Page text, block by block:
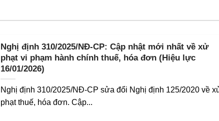
Nghị định 310/2025/NĐ-CP: Cập nhật mới nhất về xử
phạt vi phạm hành chính thuế, hóa đơn (Hiệu lực
16/01/2026)
Nghị định 310/2025/NĐ-CP sửa đổi Nghị định 125/2020 về
phạt thuế, hóa đơn. Cập...